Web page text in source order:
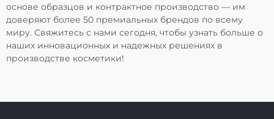
основе образцов и контрактное производство — им
доверяют более 50 премиальных брендов по всему
миру. Свяжитесь с нами сегодня, чтобы узнать больше о
наших инновационных и надежных решениях в
производстве косметики!